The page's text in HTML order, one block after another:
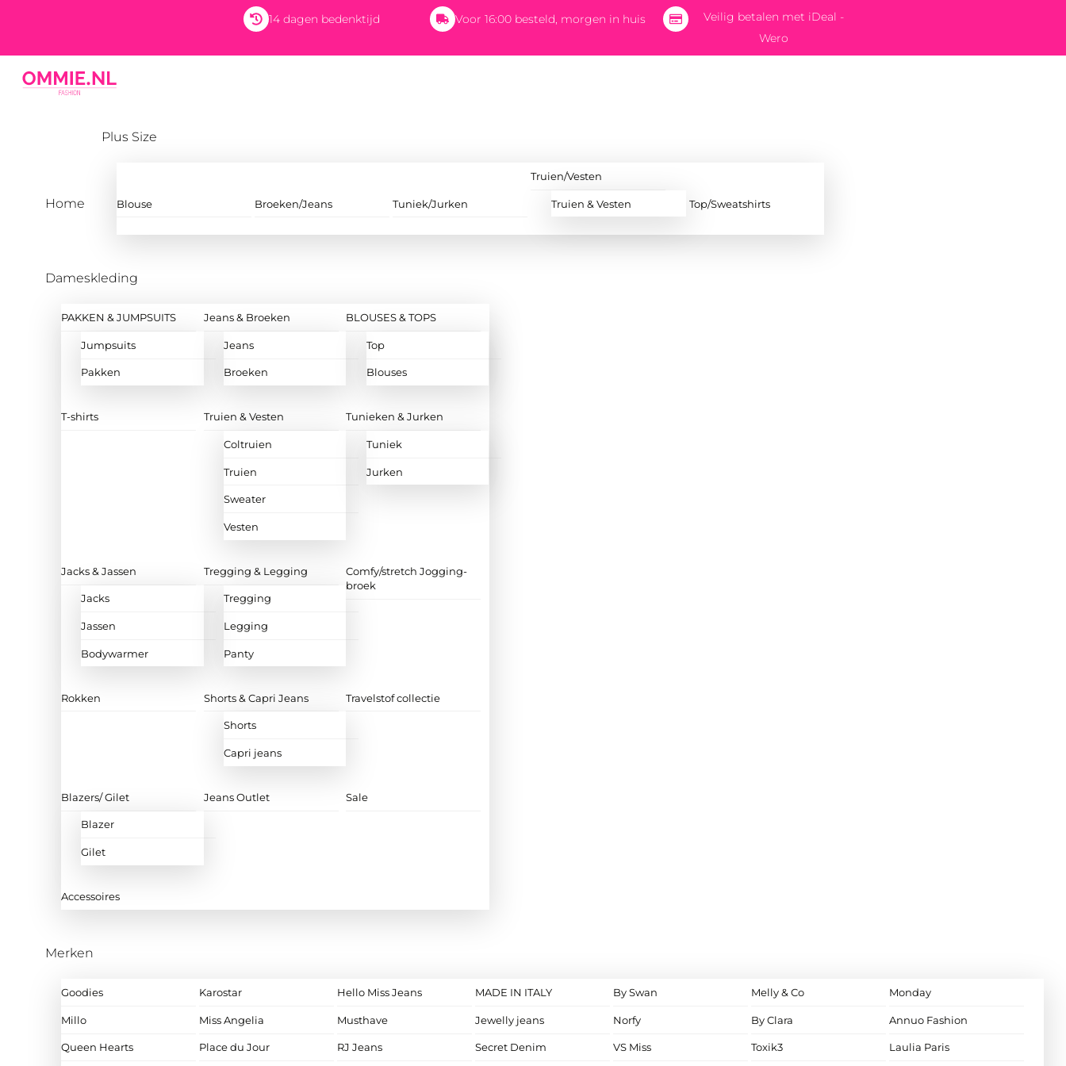
content
14 dagen bedenktijd Voor 16:00 besteld, morgen in huis
Veilig betalen met iDeal -
Wero
Home
Plus Size
Blouse Broeken/Jeans Tuniek/Jurken
Truien/Vesten
Truien & Vesten Top/Sweatshirts
Dameskleding
PAKKEN & JUMPSUITS
Jumpsuits
Pakken
Jeans & Broeken
Jeans
Broeken
BLOUSES & TOPS
Top
Blouses
T-shirts Truien & Vesten
Coltruien
Truien
Sweater
Vesten
Tunieken & Jurken
Tuniek
Jurken
Jacks & Jassen
Jacks
Jassen
Bodywarmer
Tregging & Legging
Tregging
Legging
Panty
Comfy/stretch Jogging-
broek
Rokken Shorts & Capri Jeans
Shorts
Capri jeans
Travelstof collectie
Blazers/ Gilet
Blazer
Gilet
Jeans Outlet Sale
Accessoires
Merken
Goodies Karostar Hello Miss Jeans MADE IN ITALY By Swan Melly & Co Monday
Millo Miss Angelia Musthave Jewelly jeans Norfy By Clara Annuo Fashion
Queen Hearts Place du Jour RJ Jeans Secret Denim VS Miss Toxik3 Laulia Paris